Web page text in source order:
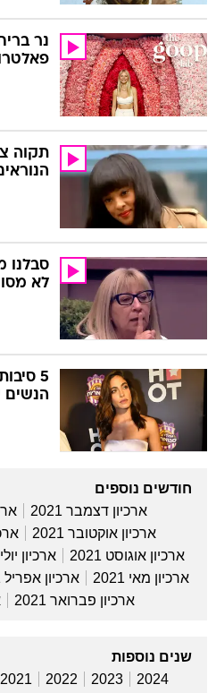
נר
תקוה
סבלנו
לא
5
הנשים
חודשים נוספים
ארכיון דצמבר 2021
ארכיון אוקטובר 2021
ארכיון אוגוסט 2021
ארכיון יולי 2021
ארכיון מאי 2021
ארכיון אפריל 2021
ארכיון פברואר 2021
שנים נוספות
2024
2023
2022
2021